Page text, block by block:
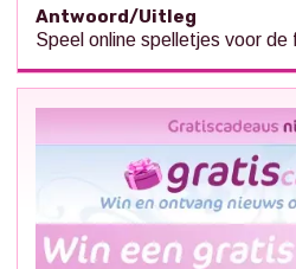
Antwoord/Uitleg
Speel online spelletjes voor de